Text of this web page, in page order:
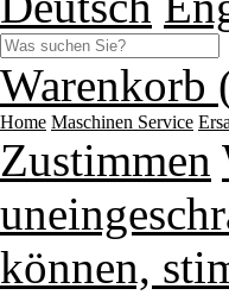
Warenkorb
Home Maschinen Service
Zustimmen
können,